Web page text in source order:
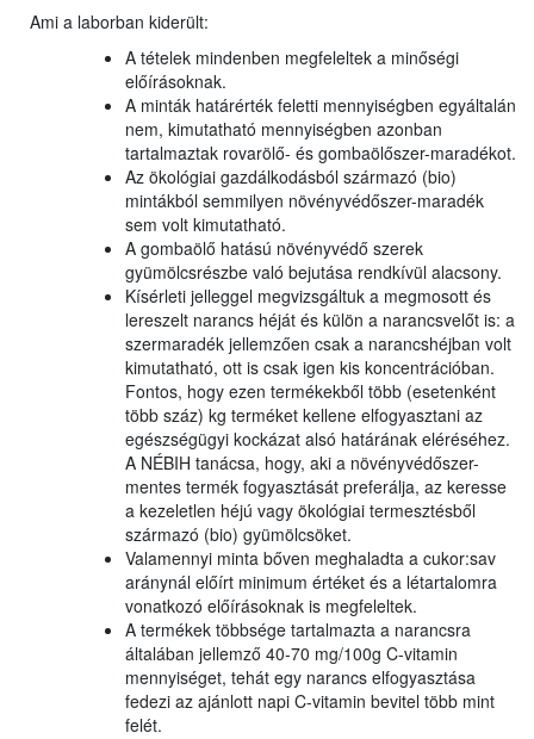
Ami a laborban kiderült:
A tételek mindenben megfeleltek a minőségi
előírásoknak.
A minták határérték feletti mennyiségben egyáltalán
nem, kimutatható mennyiségben azonban
tartalmaztak rovarölő- és gombaölőszer-maradékot.
Az ökológiai gazdálkodásból származó (bio)
mintákból semmilyen növényvédőszer-maradék
sem volt kimutatható.
A gombaölő hatású növényvédő szerek
gyümölcsrészbe való bejutása rendkívül alacsony.
Kísérleti jelleggel megvizsgáltuk a megmosott és
lereszelt narancs héját és külön a narancsvelőt is: a
szermaradék jellemzően csak a narancshéjban volt
kimutatható, ott is csak igen kis koncentrációban.
Fontos, hogy ezen termékekből több (esetenként
több száz) kg terméket kellene elfogyasztani az
egészségügyi kockázat alsó határának eléréséhez.
A NÉBIH tanácsa, hogy, aki a növényvédőszer-
mentes termék fogyasztását preferálja, az keresse
a kezeletlen héjú vagy ökológiai termesztésből
származó (bio) gyümölcsöket.
Valamennyi minta bőven meghaladta a cukor:sav
aránynál előírt minimum értéket és a létartalomra
vonatkozó előírásoknak is megfeleltek.
A termékek többsége tartalmazta a narancsra
általában jellemző 40-70 mg/100g C-vitamin
mennyiséget, tehát egy narancs elfogyasztása
fedezi az ajánlott napi C-vitamin bevitel több mint
felét.